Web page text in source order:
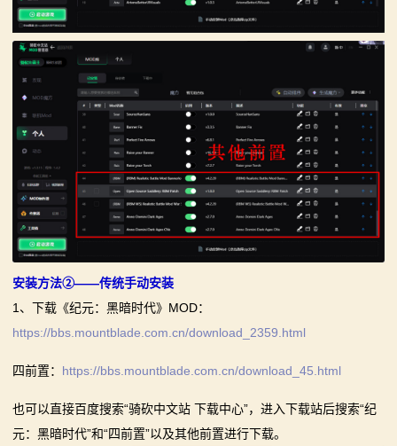
安装方法②——传统手动安装
1、下载《纪元：黑暗时代》MOD：
https://bbs.mountblade.com.cn/download_2359.html
四前置： https://bbs.mountblade.com.cn/download_45.html
也可以直接百度搜索“骑砍中文站 下载中心”，进入下载站后搜索“纪
元：黑暗时代”和“四前置”以及其他前置进行下载。